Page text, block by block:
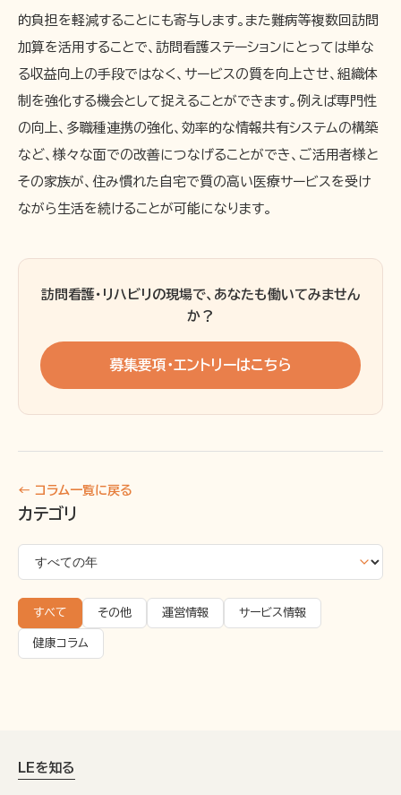
的負担を軽減することにも寄与します。また難病等複数回訪問
加算を活用することで、訪問看護ステーションにとっては単な
る収益向上の手段ではなく、サービスの質を向上させ、組織体
制を強化する機会として捉えることができます。例えば専門性
の向上、多職種連携の強化、効率的な情報共有システムの構築
など、様々な面での改善につなげることができ、ご活用者様と
その家族が、住み慣れた自宅で質の高い医療サービスを受け
ながら生活を続けることが可能になります。
訪問看護・リハビリの現場で、あなたも働いてみません
か？
募集要項・エントリーはこちら
← コラム一覧に戻る
カテゴリ
すべて その他 運営情報 サービス情報
健康コラム
LEを知る